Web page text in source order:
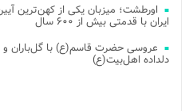
اورطشت؛ میزبان یکی از کهن‌ترین
ایران با قدمتی بیش از ۶۰۰ سال
عروسی حضرت قاسم(ع) با گل‌باران و
دلداده اهل‌بیت(ع)